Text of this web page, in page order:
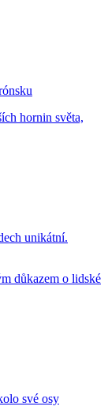
hornin světa,
unikátní.
důkazem o lidské
své osy